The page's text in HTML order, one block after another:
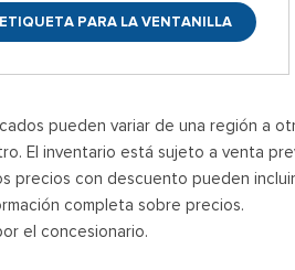
ETIQUETA PARA LA VENTANILLA
pueden variar de una región a
El inventario está sujeto a venta
precios con descuento pueden
completa sobre precios.
el concesionario.